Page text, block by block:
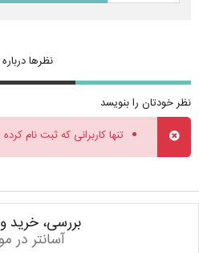
نظرها درباره
نظر خودتان را بنویسد
تنها کاربرانی که ثبت نام
بررسی، خرید
آسانتر در